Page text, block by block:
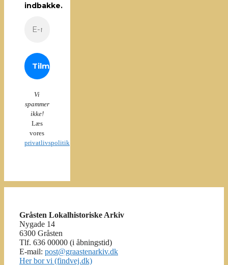
indbakke.
Vi
spammer
ikke!
Læs
vores
privatlivspolitik
Gråsten Lokalhistoriske Arkiv
Nygade 14
6300 Gråsten
Tlf. 636 00000 (i åbningstid)
E-mail: post@graastenarkiv.dk
Her bor vi (findvej.dk)